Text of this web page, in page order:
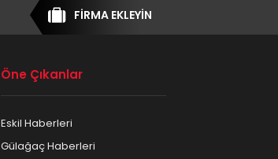
FİRMA EKLEYİN
Öne Çıkanlar
Eskil Haberleri
Gülağaç Haberleri